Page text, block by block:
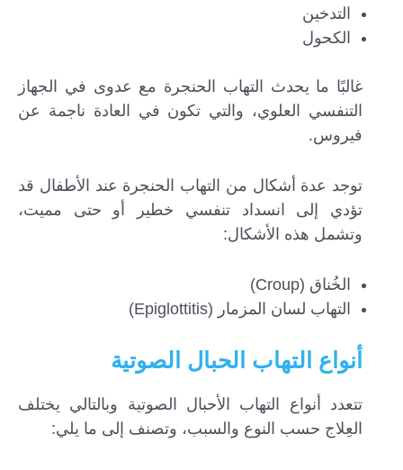
التدخين
الكحول
غالبًا ما يحدث التهاب الحنجرة مع عدوى في الجهاز
التنفسي العلوي، والتي تكون في العادة ناجمة عن
فيروس.
توجد عدة أشكال من التهاب الحنجرة عند الأطفال قد
تؤدي إلى انسداد تنفسي خطير أو حتى مميت،
وتشمل هذه الأشكال:
الخُناق (Croup)
التهاب لسان المزمار (Epiglottitis)
أنواع التهاب الحبال الصوتية
تتعدد أنواع التهاب الأحبال الصوتية وبالتالي يختلف
العِلاج حسب النوع والسبب، وتصنف إلى ما يلي: